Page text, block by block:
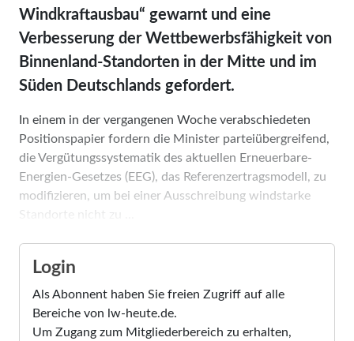
Windkraftausbau“ gewarnt und eine
Verbesserung der Wettbewerbsfähigkeit von
Binnenland-Standorten in der Mitte und im
Süden Deutschlands gefordert.
In einem in der vergangenen Woche verabschiedeten
Positionspapier fordern die Minister parteiübergreifend,
die Vergütungssystematik des aktuellen Erneuerbare-
Energien-Gesetzes (EEG), das Referenzertragsmodell, zu
modifizieren, um bei einer Ausschreibung windstarke
Standorte nicht zu ...
Login
Als Abonnent haben Sie freien Zugriff auf alle
Bereiche von lw-heute.de.
Um Zugang zum Mitgliederbereich zu erhalten,